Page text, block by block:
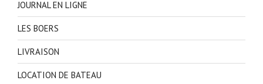
JOURNAL EN LIGNE
LES BOERS
LIVRAISON
LOCATION DE BATEAU